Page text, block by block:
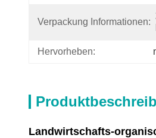
Verpackung Informationen:
Hervorheben:
Landwirtschafts-